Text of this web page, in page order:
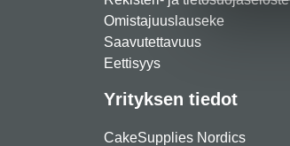
Omistajuuslauseke
Saavutettavuus
Eettisyys
Yrityksen tiedot
CakeSupplies Nordics